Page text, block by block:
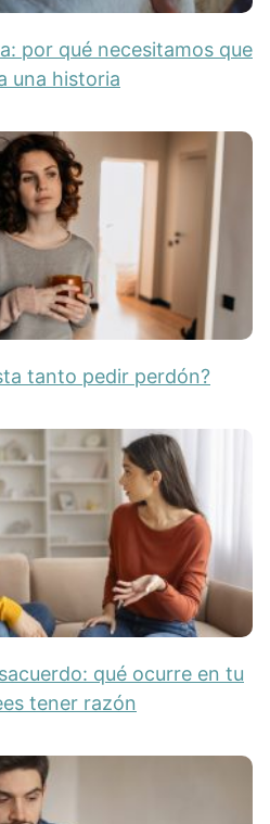
por qué necesitamos que
una historia
tanto pedir perdón?
qué ocurre en tu
tener razón